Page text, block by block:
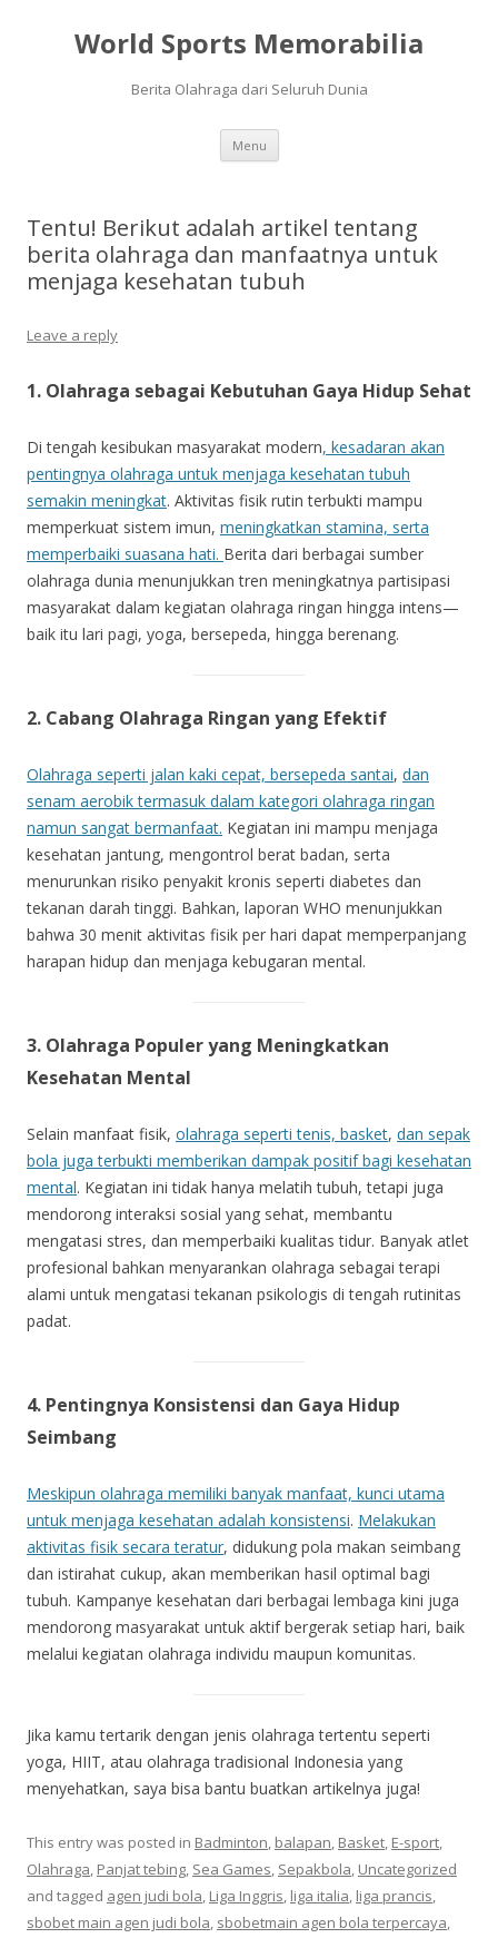
World Sports Memorabilia
Berita Olahraga dari Seluruh Dunia
Menu Skip
content
Tentu! Berikut adalah artikel tentang
berita olahraga dan manfaatnya untuk
menjaga kesehatan tubuh
Leave a reply
1. Olahraga sebagai Kebutuhan Gaya Hidup Sehat
Di tengah kesibukan masyarakat modern, kesadaran akan
pentingnya olahraga untuk menjaga kesehatan tubuh
semakin meningkat. Aktivitas fisik rutin terbukti mampu
memperkuat sistem imun, meningkatkan stamina, serta
memperbaiki suasana hati. Berita dari berbagai sumber
olahraga dunia menunjukkan tren meningkatnya partisipasi
masyarakat dalam kegiatan olahraga ringan hingga intens—
baik itu lari pagi, yoga, bersepeda, hingga berenang.
2. Cabang Olahraga Ringan yang Efektif
Olahraga seperti jalan kaki cepat, bersepeda santai, dan
senam aerobik termasuk dalam kategori olahraga ringan
namun sangat bermanfaat. Kegiatan ini mampu menjaga
kesehatan jantung, mengontrol berat badan, serta
menurunkan risiko penyakit kronis seperti diabetes dan
tekanan darah tinggi. Bahkan, laporan WHO menunjukkan
bahwa 30 menit aktivitas fisik per hari dapat memperpanjang
harapan hidup dan menjaga kebugaran mental.
3. Olahraga Populer yang Meningkatkan
Kesehatan Mental
Selain manfaat fisik, olahraga seperti tenis, basket, dan sepak
bola juga terbukti memberikan dampak positif bagi kesehatan
mental. Kegiatan ini tidak hanya melatih tubuh, tetapi juga
mendorong interaksi sosial yang sehat, membantu
mengatasi stres, dan memperbaiki kualitas tidur. Banyak atlet
profesional bahkan menyarankan olahraga sebagai terapi
alami untuk mengatasi tekanan psikologis di tengah rutinitas
padat.
4. Pentingnya Konsistensi dan Gaya Hidup
Seimbang
Meskipun olahraga memiliki banyak manfaat, kunci utama
untuk menjaga kesehatan adalah konsistensi. Melakukan
aktivitas fisik secara teratur, didukung pola makan seimbang
dan istirahat cukup, akan memberikan hasil optimal bagi
tubuh. Kampanye kesehatan dari berbagai lembaga kini juga
mendorong masyarakat untuk aktif bergerak setiap hari, baik
melalui kegiatan olahraga individu maupun komunitas.
Jika kamu tertarik dengan jenis olahraga tertentu seperti
yoga, HIIT, atau olahraga tradisional Indonesia yang
menyehatkan, saya bisa bantu buatkan artikelnya juga!
This entry was posted in Badminton, balapan, Basket, E-sport,
Olahraga, Panjat tebing, Sea Games, Sepakbola, Uncategorized
and tagged agen judi bola, Liga Inggris, liga italia, liga prancis,
sbobet main agen judi bola, sbobetmain agen bola terpercaya,